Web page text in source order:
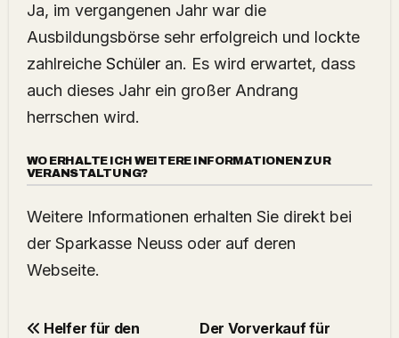
Ja, im vergangenen Jahr war die
Ausbildungsbörse sehr erfolgreich und lockte
zahlreiche Schüleran. Es wird erwartet, dass
auch dieses Jahr ein großer Andrang
herrschen wird.
WO ERHALTE ICH WEITERE INFORMATIONEN ZUR
VERANSTALTUNG?
Weitere Informationen erhalten Sie direkt bei
der Sparkasse Neuss oder auf deren
Webseite.
Helfer für den
Der Vorverkauf für